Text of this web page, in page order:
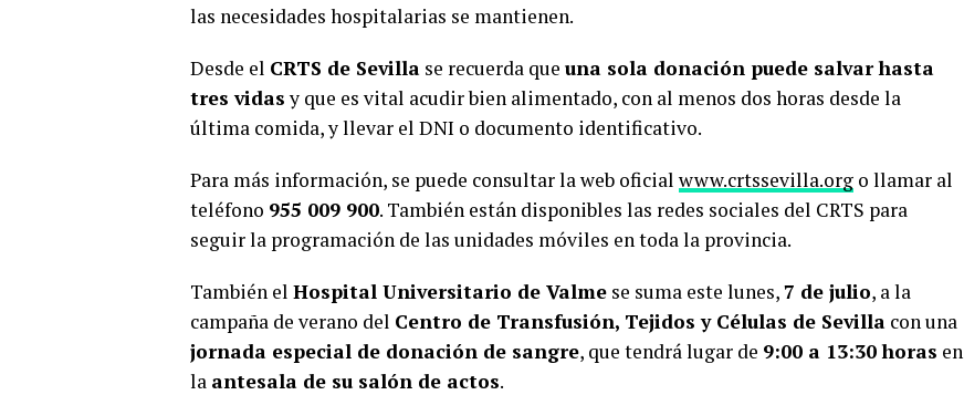
las necesidades hospitalarias se mantienen.
Desde el CRTS de Sevilla se recuerda que una sola donación puede salvar hasta
tres vidasy que es vital acudir bien alimentado, con al menos dos horas desde la
última comida, y llevar el DNI o documento identificativo.
Para más información, se puede consultar la web oficial www.crtssevilla.org o llamar al
teléfono 955 009 900. También están disponibles las redes sociales del CRTS para
seguir la programación de las unidades móviles en toda la provincia.
También el Hospital Universitario de Valme se suma este lunes,7 de julio, a la
campaña de verano del Centro de Transfusión, Tejidos y Células de Sevilla con una
jornada especial de donación de sangre, que tendrá lugar de 9:00 a 13:30 horas en
la antesala de su salón de actos.